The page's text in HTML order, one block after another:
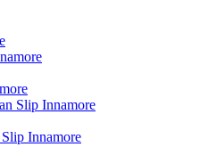
Innamore